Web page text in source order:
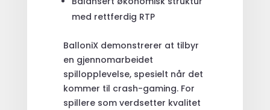
med rettferdig RTP
BalloniX demonstrerer at tilbyr
en gjennomarbeidet
spillopplevelse, spesielt når det
kommer til crash-gaming. For
spillere som verdsetter kvalitet